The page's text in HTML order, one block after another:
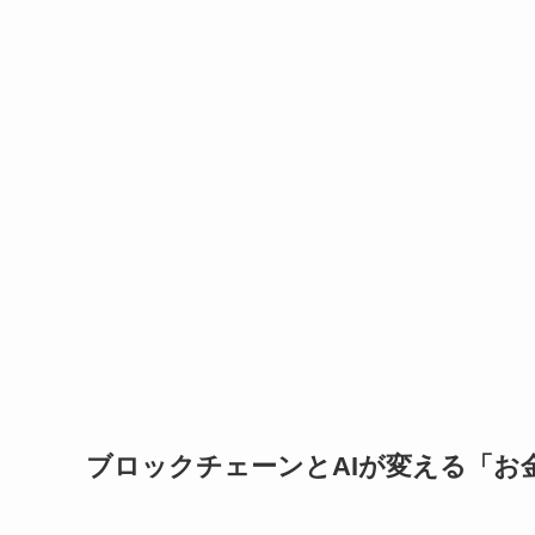
ブロックチェーンとAIが変える「お